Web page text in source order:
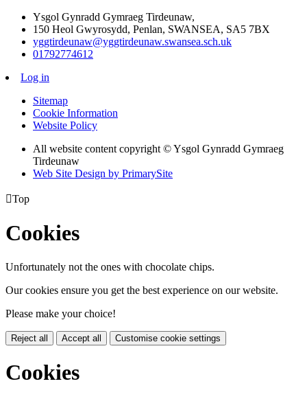
Ysgol Gynradd Gymraeg Tirdeunaw,
150 Heol Gwyrosydd, Penlan, SWANSEA, SA5 7BX
yggtirdeunaw@yggtirdeunaw.swansea.sch.uk
01792774612
Log in
Sitemap
Cookie Information
Website Policy
All website content copyright © Ysgol Gynradd Gymraeg
Tirdeunaw
Web Site Design by PrimarySite
Top
Cookies
Unfortunately not the ones with chocolate chips.
Our cookies ensure you get the best experience on our website.
Please make your choice!
Reject all Accept all Customise cookie settings
Cookies